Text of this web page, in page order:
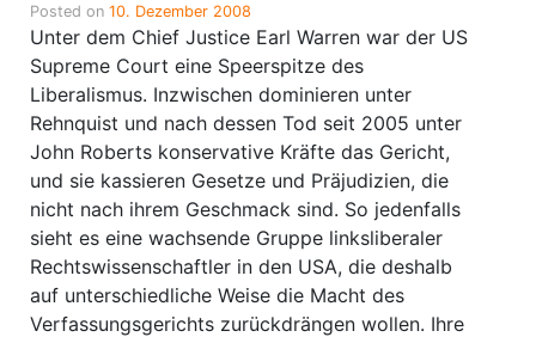
Posted on 10. Dezember 2008
Unter dem Chief Justice Earl Warren war der US
Supreme Court eine Speerspitze des
Liberalismus. Inzwischen dominieren unter
Rehnquist und nach dessen Tod seit 2005 unter
John Roberts konservative Kräfte das Gericht,
und sie kassieren Gesetze und Präjudizien, die
nicht nach ihrem Geschmack sind. So jedenfalls
sieht es eine wachsende Gruppe linksliberaler
Rechtswissenschaftler in den USA, die deshalb
auf unterschiedliche Weise die Macht des
Verfassungsgerichts zurückdrängen wollen. Ihre